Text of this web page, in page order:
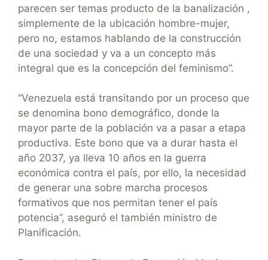
parecen ser temas producto de la banalización ,
simplemente de la ubicación hombre-mujer,
pero no, estamos hablando de la construcción
de una sociedad y va a un concepto más
integral que es la concepción del feminismo”.
“Venezuela está transitando por un proceso que
se denomina bono demográfico, donde la
mayor parte de la población va a pasar a etapa
productiva. Este bono que va a durar hasta el
año 2037, ya lleva 10 años en la guerra
económica contra el país, por ello, la necesidad
de generar una sobre marcha procesos
formativos que nos permitan tener el país
potencia”, aseguró el también ministro de
Planificación.